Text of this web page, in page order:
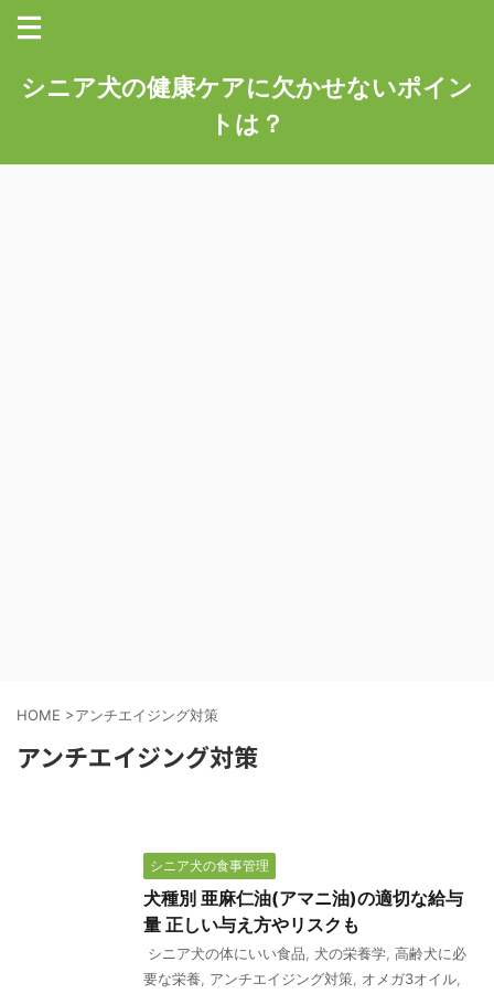
シニア犬の健康ケアに欠かせないポイン
トは？
HOME >アンチエイジング対策
アンチエイジング対策
シニア犬の食事管理
犬種別 亜麻仁油(アマニ油)の適切な給与
量 正しい与え方やリスクも
シニア犬の体にいい食品 犬の栄養学 高齢犬に必
要な栄養
アンチエイジング対策 オメガ3オイル